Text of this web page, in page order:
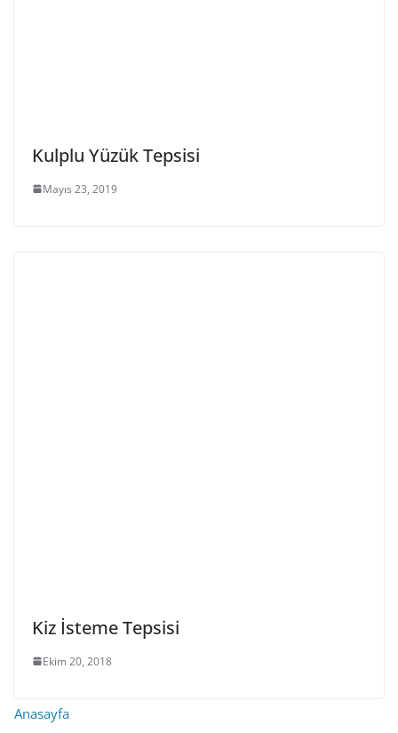
Kulplu Yüzük Tepsisi
Mayıs 23, 2019
Kiz İsteme Tepsisi
Ekim 20, 2018
Anasayfa